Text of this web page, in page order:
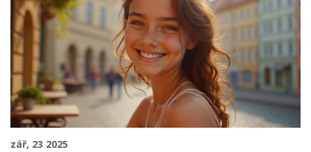
zář, 23 2025